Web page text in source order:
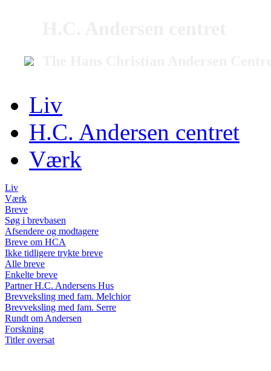
Liv
H.C. Andersen centret
Værk
Liv
Værk
Breve
Søg i brevbasen
Afsendere og modtagere
Breve om HCA
Ikke tidligere trykte breve
Alle breve
Enkelte breve
Partner H.C. Andersens Hus
Brevveksling med fam. Melchior
Brevveksling med fam. Serre
Rundt om Andersen
Forskning
Titler oversat